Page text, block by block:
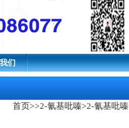
们
首页>>2-氰基吡嗪>2-氰基吡嗪